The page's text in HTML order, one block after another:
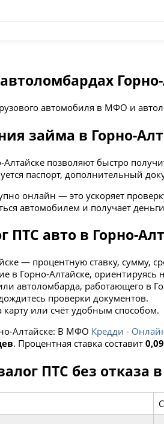
автомобиля в МФО и
займа в Горно-
позволяют быстро
паспорт, дополнительный
онлайн — это ускоряет
автомобилем и получает
ПТС авто в Горно-
— процентную ставку, сумму,
в Горно-Алтайске, ориентируясь
автоломбарда, работающего в
проверки документов.
или счёт удобным способом.
Алтайске: В МФО Кредди -
. Процентная ставка составит
ПТС без отказа